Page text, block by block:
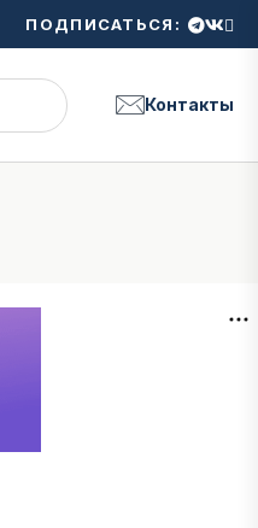
ПОДПИСАТЬСЯ:
Контакты